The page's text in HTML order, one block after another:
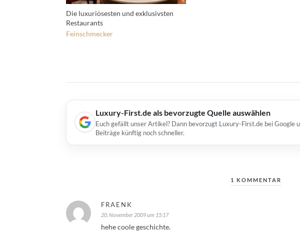
Die luxuriösesten und exklusivsten
Restaurants
Feinschmecker
Luxury-First.de als bevorzugte Quelle auswählen
Euch gefällt unser Artikel? Dann bevorzugt Luxury-First.de bei Google
Beiträge künftig noch schneller.
1 KOMMENTAR
FRAENK
20. November 2009 um 15:17
hehe coole geschichte.